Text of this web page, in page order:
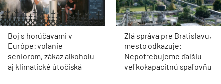
Boj s horúčavami v
Európe: volanie
seniorom, zákaz alkoholu
aj klimatické útočiská
Zlá správa pre Bratislavu,
mesto odkazuje:
Nepotrebujeme ďalšiu
veľkokapacitnú spaľovňu